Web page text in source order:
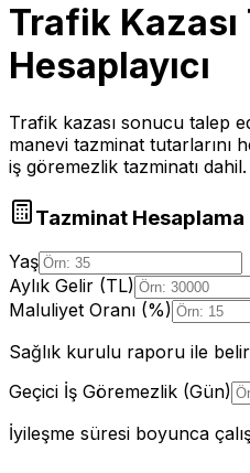
Trafik
Hesaplayıcı
Trafik kazası sonucu talep
manevi tazminat tutarlarını
iş göremezlik tazminatı dahil.
Tazminat Hesaplama
Yaş
Aylık Gelir (TL)
Maluliyet Oranı (%)
Sağlık kurulu raporu ile
Geçici İş Göremezlik (Gün)
İyileşme süresi boyunca